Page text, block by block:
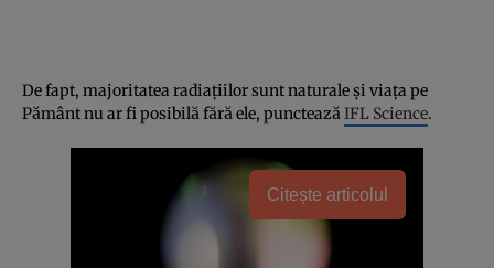
De fapt, majoritatea radiațiilor sunt naturale și viața pe
Pământ nu ar fi posibilă fără ele, puncteazăIFL Science.
Citește articolul